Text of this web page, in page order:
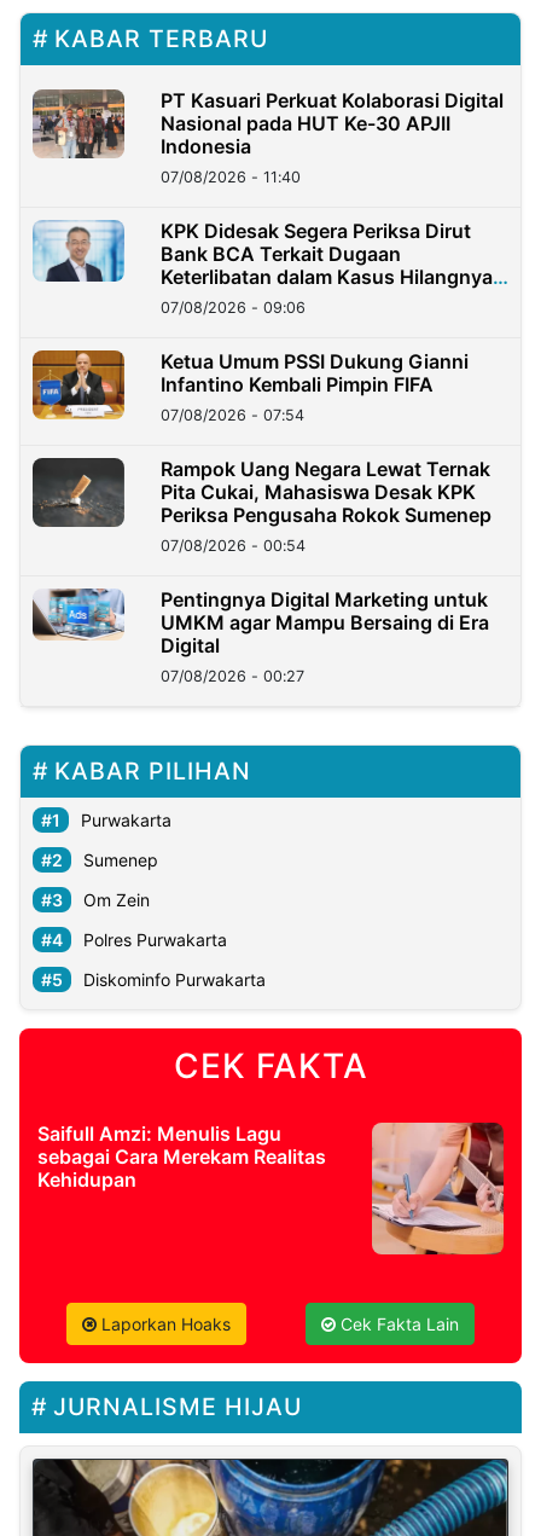
KABAR TERBARU
PT Kasuari Perkuat Kolaborasi Digital
Nasional pada HUT Ke-30 APJII
Indonesia
07/08/2026 - 11:40
KPK Didesak Segera Periksa Dirut
Bank BCA Terkait Dugaan
Keterlibatan dalam Kasus Hilangnya
Dana Nasabah Rp2,58 Miliar
07/08/2026 - 09:06
Ketua Umum PSSI Dukung Gianni
Infantino Kembali Pimpin FIFA
07/08/2026 - 07:54
Rampok Uang Negara Lewat Ternak
Pita Cukai, Mahasiswa Desak KPK
Periksa Pengusaha Rokok Sumenep
07/08/2026 - 00:54
Pentingnya Digital Marketing untuk
UMKM agar Mampu Bersaing di Era
Digital
07/08/2026 - 00:27
KABAR PILIHAN
Purwakarta
Sumenep
Om Zein
Polres Purwakarta
Diskominfo Purwakarta
CEK FAKTA
Saifull Amzi: Menulis Lagu
sebagai Cara Merekam Realitas
Kehidupan
Laporkan Hoaks Cek Fakta Lain
JURNALISME HIJAU